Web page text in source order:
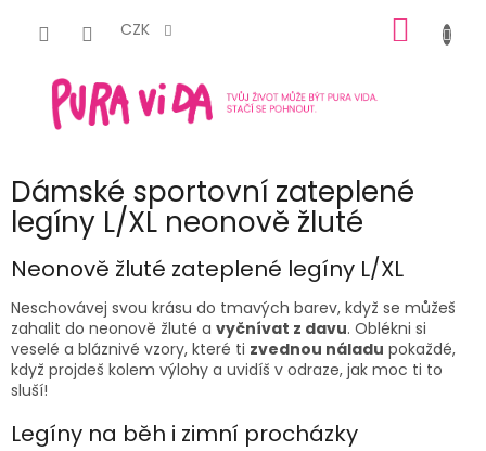
CZK
KOŠÍK
Dámské sportovní zateplené
legíny L/XL neonově žluté
Neonově žluté zateplené legíny L/XL
Neschovávej svou krásu do tmavých barev, když se můžeš
zahalit do neonově žluté a vyčnívat z davu. Oblékni si
veselé a bláznivé vzory, které ti zvednou náladu pokaždé,
když projdeš kolem výlohy a uvidíš v odraze, jak moc ti to
sluší!
Legíny na běh i zimní procházky